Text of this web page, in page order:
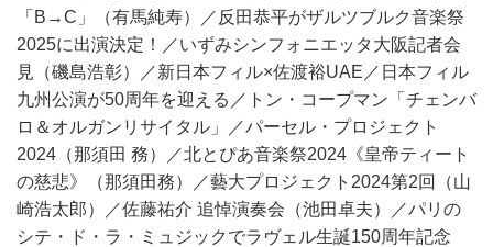
「B→C」（有馬純寿）／反田恭平がザルツブルク音楽祭
2025に出演決定！／いずみシンフォニエッタ大阪記者会
見（磯島浩彰）／新日本フィル×佐渡裕UAE／日本フィル
九州公演が50周年を迎える／トン・コープマン「チェンバ
ロ＆オルガンリサイタル」／パーセル・プロジェクト
2024（那須田 務）／北とぴあ音楽祭2024《皇帝ティート
の慈悲》（那須田務）／藝大プロジェクト2024第2回（山
崎浩太郎）／佐藤祐介 追悼演奏会（池田卓夫）／パリの
シテ・ド・ラ・ミュジックでラヴェル生誕150周年記念